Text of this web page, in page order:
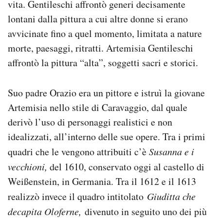
Area Personale
Newsletter
Notifiche mobile
Regala il Post
vita. Gentileschi affrontò generi decisamente
lontani dalla pittura a cui altre donne si erano
avvicinate fino a quel momento, limitata a nature
morte, paesaggi, ritratti. Artemisia Gentileschi
affrontò la pittura “alta”, soggetti sacri e storici.
Suo padre Orazio era un pittore e istruì la giovane
Artemisia nello stile di Caravaggio, dal quale
derivò l’uso di personaggi realistici e non
idealizzati, all’interno delle sue opere. Tra i primi
quadri che le vengono attribuiti c’èSusanna e i
vecchioni, del 1610, conservato oggi al castello di
Weißenstein, in Germania. Tra il 1612 e il 1613
realizzò invece il quadro intitolato Giuditta che
decapita Oloferne, divenuto in seguito uno dei più